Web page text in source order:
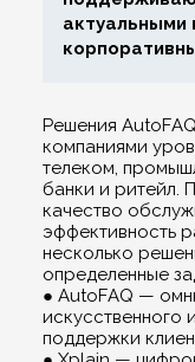
Решения
компаниями
телеком,
банки и ритейл.
качество
эффективность
несколько
определенные
● AutoFAQ —
искусственного
поддержки